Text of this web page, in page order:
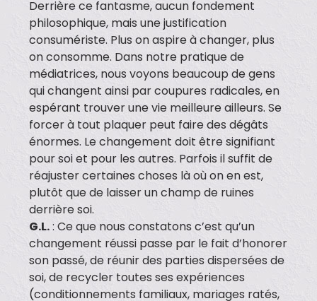
Derrière ce fantasme, aucun fondement
philosophique, mais une justification
consumériste. Plus on aspire à changer, plus
on consomme. Dans notre pratique de
médiatrices, nous voyons beaucoup de gens
qui changent ainsi par coupures radicales, en
espérant trouver une vie meilleure ailleurs. Se
forcer à tout plaquer peut faire des dégâts
énormes. Le changement doit être signifiant
pour soi et pour les autres. Parfois il suffit de
réajuster certaines choses là où on en est,
plutôt que de laisser un champ de ruines
derrière soi.
G.L.: Ce que nous constatons c’est qu’un
changement réussi passe par le fait d’honorer
son passé, de réunir des parties dispersées de
soi, de recycler toutes ses expériences
(conditionnements familiaux, mariages ratés,